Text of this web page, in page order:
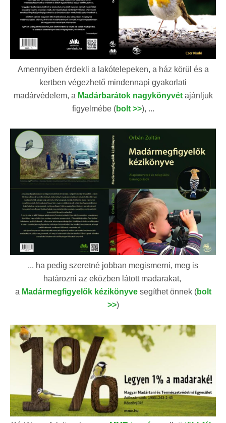
Amennyiben érdekli a lakótelepeken, a ház körül és a
kertben végezhető mindennapi gyakorlati
madárvédelem, a Madárbarátok nagykönyvétajánljuk
figyelmébe (bolt >>), ...
... ha pedig szeretné jobban megismerni, meg is
határozni az eközben látott madarakat,
a Madármegfigyelők kézikönyvesegíthet önnek (bolt
>>)